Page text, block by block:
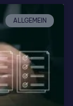
ALLGEMEIN